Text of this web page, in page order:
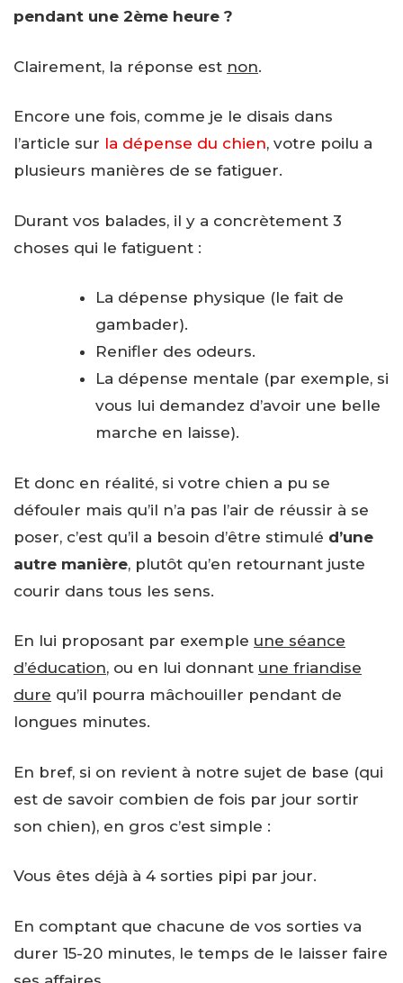
pendant une 2ème heure ?
Clairement, la réponse est non.
Encore une fois, comme je le disais dans
l’article sur la dépense du chien, votre poilu a
plusieurs manières de se fatiguer.
Durant vos balades, il y a concrètement 3
choses qui le fatiguent :
La dépense physique (le fait de
gambader).
Renifler des odeurs.
La dépense mentale (par exemple, si
vous lui demandez d’avoir une belle
marche en laisse).
Et donc en réalité, si votre chien a pu se
défouler mais qu’il n’a pas l’air de réussir à se
poser, c’est qu’il a besoin d’être stimulé d’une
autre manière, plutôt qu’en retournant juste
courir dans tous les sens.
En lui proposant par exemple une séance
d’éducation, ou en lui donnant une friandise
dure qu’il pourra mâchouiller pendant de
longues minutes.
En bref, si on revient à notre sujet de base (qui
est de savoir combien de fois par jour sortir
son chien), en gros c’est simple :
Vous êtes déjà à 4 sorties pipi par jour.
En comptant que chacune de vos sorties va
durer 15-20 minutes, le temps de le laisser faire